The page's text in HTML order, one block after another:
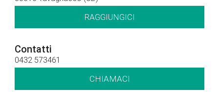
RAGGIUNGICI
Contatti
0432 573461
CHIAMACI